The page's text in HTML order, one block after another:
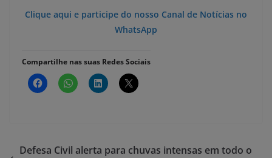
Clique aqui e participe do nosso Canal de Notícias no
WhatsApp
Compartilhe nas suas Redes Sociais
Defesa Civil alerta para chuvas intensas em todo o